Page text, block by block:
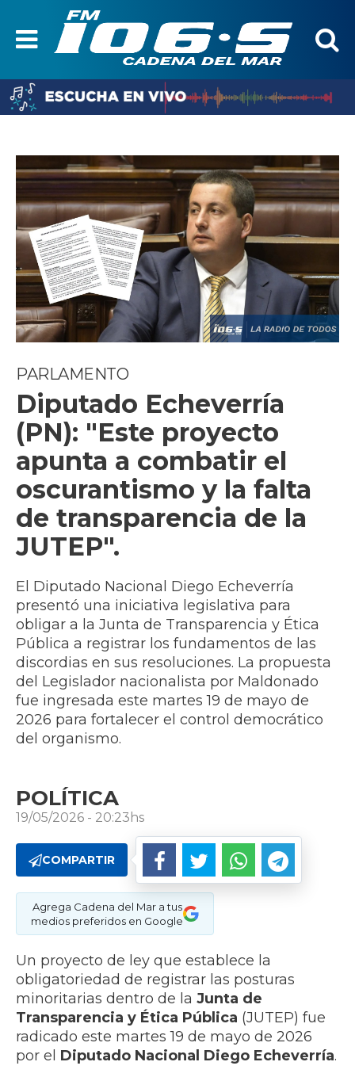
PARLAMENTO
Diputado Echeverría
(PN): "Este proyecto
apunta a combatir el
oscurantismo y la falta
de transparencia de la
JUTEP".
El Diputado Nacional Diego Echeverría
presentó una iniciativa legislativa para
obligar a la Junta de Transparencia y Ética
Pública a registrar los fundamentos de las
discordias en sus resoluciones. La propuesta
del Legislador nacionalista por Maldonado
fue ingresada este martes 19 de mayo de
2026 para fortalecer el control democrático
del organismo.
POLÍTICA
19/05/2026 - 20:23hs
COMPARTIR
Agrega Cadena del Mar a tus
medios preferidos en Google
Un proyecto de ley que establece la
obligatoriedad de registrar las posturas
minoritarias dentro de la Junta de
Transparencia y Ética Pública (JUTEP) fue
radicado este martes 19 de mayo de 2026
por el Diputado Nacional Diego Echeverría.